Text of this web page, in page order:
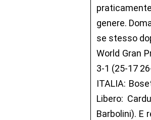
genere.
se stesso
World Gran
3-1 (25-17
ITALIA:
Libero:
Barbolini). E